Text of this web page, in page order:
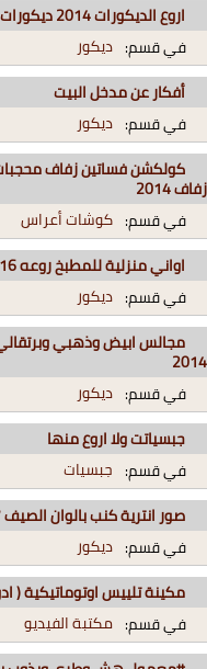
اروع الديكورات 2014 ديكورات القصور 2015 ديكورات منوعة
في قسم: ديكور
أفكار عن مدخل البيت
في قسم: ديكور
زفاف 2014
في قسم: كوشات أعراس
اواني منزلية للمطبخ روعه 2016
في قسم: ديكور
مجالس ابيض وذهبي
2014
في قسم: ديكور
جبسياتت ولا اروع منها
في قسم: جبسيات
صور انترية كنب بالوان الصيف 2017
في قسم: ديكور
مكينة تلييس اوتوماتيكية (
في قسم: مكتبة الفيديو